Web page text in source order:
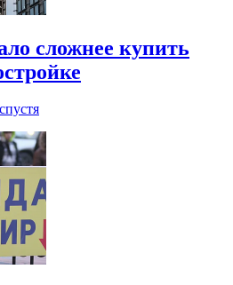
сложнее купить